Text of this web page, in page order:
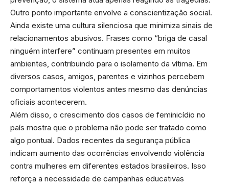
Outro ponto importante envolve a conscientização social.
Ainda existe uma cultura silenciosa que minimiza sinais de
relacionamentos abusivos. Frases como “briga de casal
ninguém interfere” continuam presentes em muitos
ambientes, contribuindo para o isolamento da vítima. Em
diversos casos, amigos, parentes e vizinhos percebem
comportamentos violentos antes mesmo das denúncias
oficiais acontecerem.
Além disso, o crescimento dos casos de feminicídio no
país mostra que o problema não pode ser tratado como
algo pontual. Dados recentes da segurança pública
indicam aumento das ocorrências envolvendo violência
contra mulheres em diferentes estados brasileiros. Isso
reforça a necessidade de campanhas educativas